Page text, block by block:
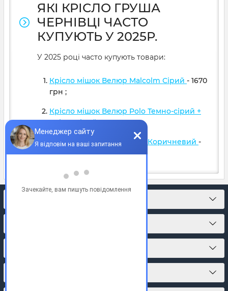
ЯКІ КРІСЛО ГРУША
ЧЕРНІВЦІ ЧАСТО
КУПУЮТЬ У 2025Р.
У 2025 році часто купують товари:
Крісло мішок Велюр Malcolm Сірий - 1670
грн ;
Крісло мішок Велюр Polo Темно-сірий +
Світло сірий- 1599грн;
Крісло мішок Велюр Polo Коричневий -
1599грн;